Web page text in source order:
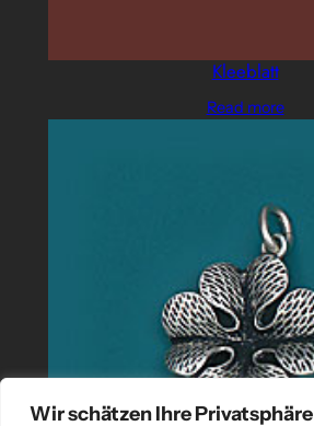
Wir schätzen Ihre Privatsphäre
Kleeblatt
Read more